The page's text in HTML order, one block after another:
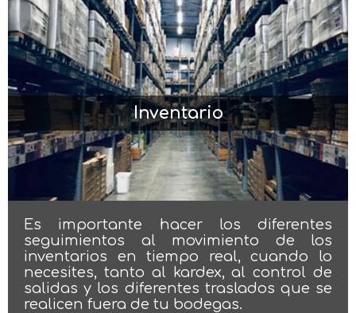
Inventario
Es importante hacer los diferentes
seguimientos al movimiento de los
inventarios en tiempo real, cuando lo
necesites, tanto al kardex, al control de
salidas y los diferentes traslados que se
realicen fuera de tu bodegas.